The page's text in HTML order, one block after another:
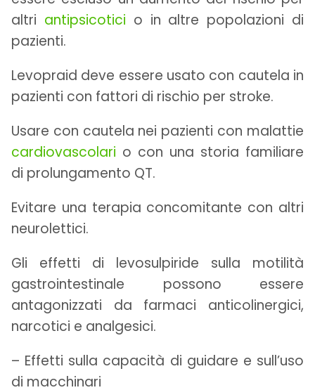
altri antipsicotici o in altre popolazioni di
pazienti.
Levopraid deve essere usato con cautela in
pazienti con fattori di rischio per stroke.
Usare con cautela nei pazienti con malattie
cardiovascolari o con una storia familiare
di prolungamento QT.
Evitare una terapia concomitante con altri
neurolettici.
Gli effetti di levosulpiride sulla motilità
gastrointestinale possono essere
antagonizzati da farmaci anticolinergici,
narcotici e analgesici.
– Effetti sulla capacità di guidare e sull’uso
di macchinari